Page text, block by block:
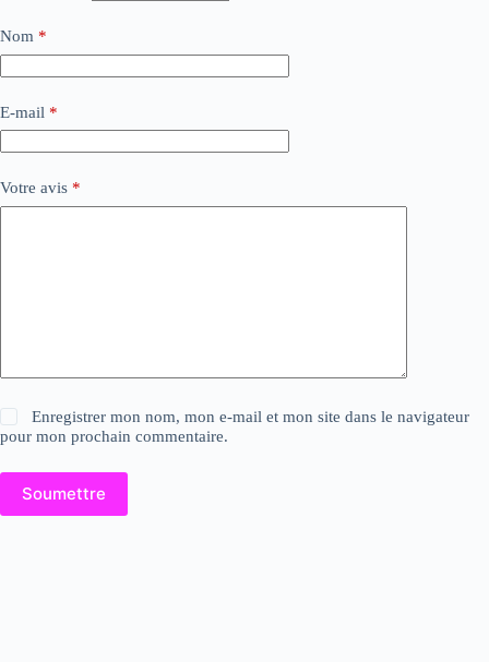
Nom *
E-mail *
Votre avis *
Enregistrer mon nom, mon e-mail et mon site dans le navigateur
pour mon prochain commentaire.
Soumettre